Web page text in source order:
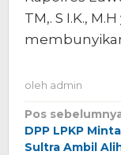
TM,. S I.K.,
oleh admin
Navigasi
pos
Pos
DPP LPKP
Sultra Ambil